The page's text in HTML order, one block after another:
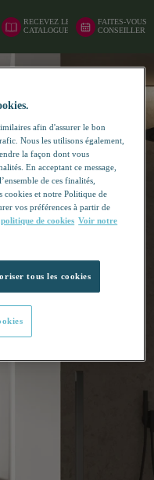
RECEVEZ LE
CATALOGUE
FAITES-VOUS
CONSEILLER
afin d'assurer le bon
Nous les utilisons également,
la façon dont vous
En acceptant ce message,
de ces finalités,
cookies et notre Politique de
vos préférences à partir de
de cookies Voir notre
tous les cookies